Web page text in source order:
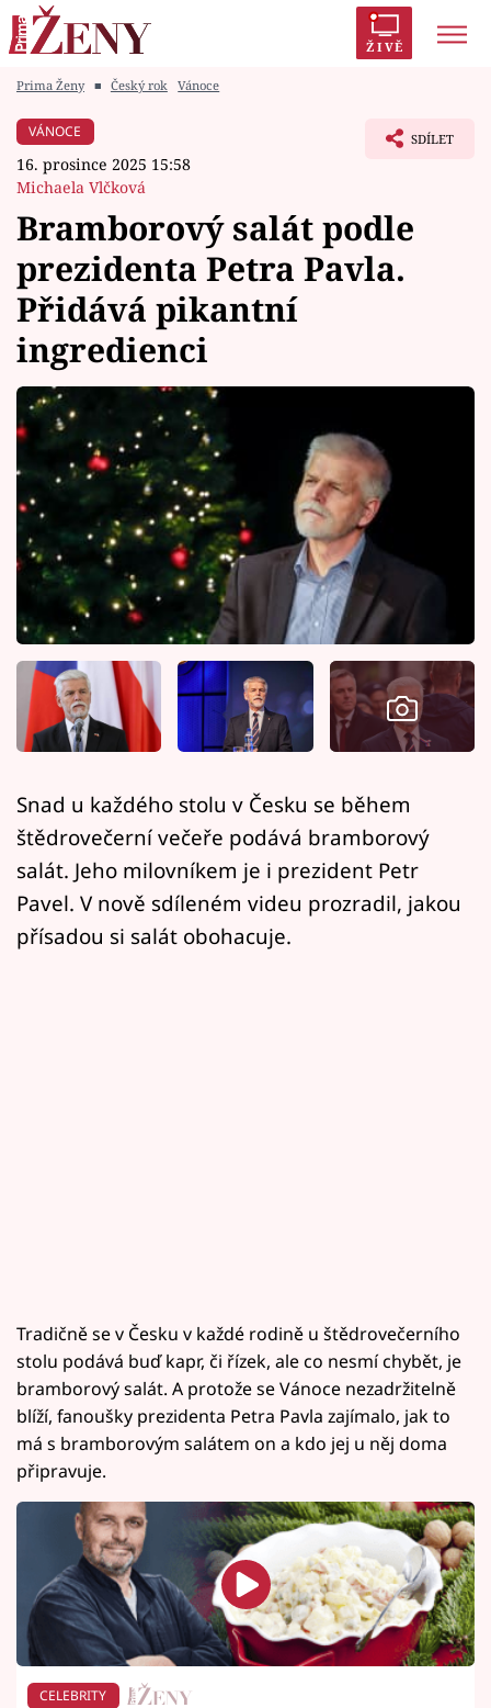
ŽIVĚ
Módní alarm
Témata
Celebrity
Vztahy
Seriály
Horoskopy
Sledujte prima+
Filmový festival Karlovy Vary
Pořady
Mámy sobě
Sledujte nás
Prima Ženy ■ Český rok Vánoce
VÁNOCE
16. prosince 2025 15:58
Michaela Vlčková
SDÍLET
Bramborový salát podle
prezidenta Petra Pavla.
Přidává pikantní
ingredienci
Snad u každého stolu v Česku se během
štědrovečerní večeře podává bramborový
salát. Jeho milovníkem je i prezident Petr
Pavel. V nově sdíleném videu prozradil, jakou
přísadou si salát obohacuje.
Tradičně se v Česku v každé rodině u štědrovečerního
stolu podává buď kapr, či řízek, ale co nesmí chybět, je
bramborový salát. A protože se Vánoce nezadržitelně
blíží, fanoušky prezidenta Petra Pavla zajímalo, jak to
má s bramborovým salátem on a kdo jej u něj doma
připravuje.
CELEBRITY